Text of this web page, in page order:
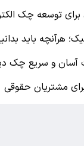
برای توسعه چک
هرآنچه باید
آسان و سریع چک
مشتریان حقوقی